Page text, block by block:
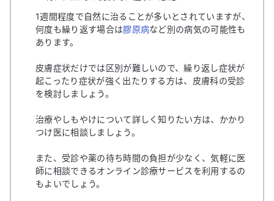
1週間程度で自然に治ることが多いとされていますが、
何度も繰り返す場合は膠原病など別の病気の可能性も
あります。
皮膚症状だけでは区別が難しいので、繰り返し症状が
起こったり症状が強く出たりする方は、皮膚科の受診
を検討しましょう。
治療やしもやけについて詳しく知りたい方は、かかり
つけ医に相談しましょう。
また、受診や薬の待ち時間の負担が少なく、気軽に医
師に相談できるオンライン診療サービスを利用するの
もよいでしょう。